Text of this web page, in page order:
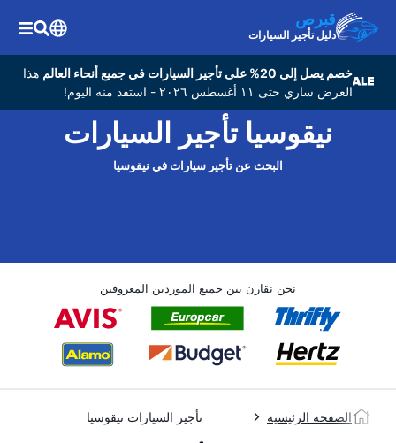
قبرص
دليل تأجير السيارات
خصم يصل إلى 20% على تأجير السيارات في جميع أنحاء العالم
هذا
العرض ساري حتى ١١ أغسطس ٢٠٢٦ - استفد منه اليوم!
نيقوسيا تأجير السيارات
البحث عن تأجير سيارات في نيقوسيا
نحن نقارن بين جميع الموردين المعروفين
الصفحة الرئيسية تأجير السيارات نيقوسيا